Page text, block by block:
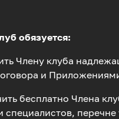
обязуется:
Члену клуба
и
бесплатно Члена
специалистов,